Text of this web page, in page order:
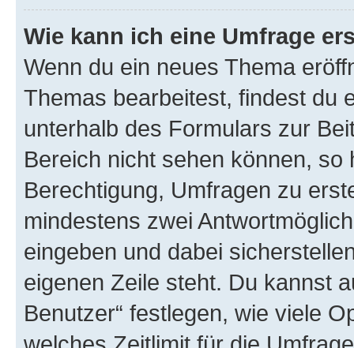
Wie kann ich eine Umfrage
Wenn du ein neues Thema
Themas bearbeitest, findest du
unterhalb des Formulars zur
Bereich nicht sehen können,
Berechtigung, Umfragen zu
mindestens zwei
eingeben und dabei
eigenen Zeile steht. Du kannst
Benutzer“ festlegen, wie viele